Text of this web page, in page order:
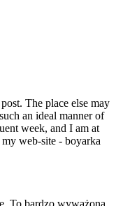
The place else may
an ideal manner of
week, and I am at
web-site - boyarka
To bardzo wyważona